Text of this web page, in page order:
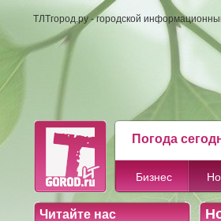
ТЛТгород.ру - городской
Погода
Бизнес
Читайте нас